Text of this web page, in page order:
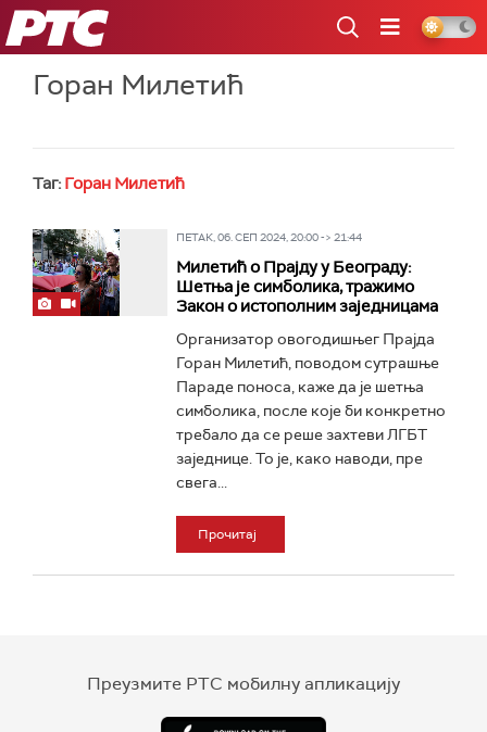
РТС
Горан Милетић
Таг: Горан Милетић
ПЕТАК, 06. СЕП 2024, 20:00 -> 21:44
Милетић о Прајду у Београду:
Шетња је симболика, тражимо
Закон о истополним заједницама
Организатор овогодишњег Прајда
Горан Милетић, поводом сутрашње
Параде поноса, каже да је шетња
симболика, после које би конкретно
требало да се реше захтеви ЛГБТ
заједнице. То је, како наводи, пре
свега...
Прочитај
Преузмите РТС мобилну апликацију